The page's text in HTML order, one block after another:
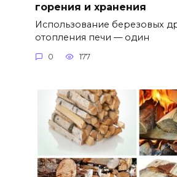
горения и хранения
Использование березовых
отопления печи — один
0 177